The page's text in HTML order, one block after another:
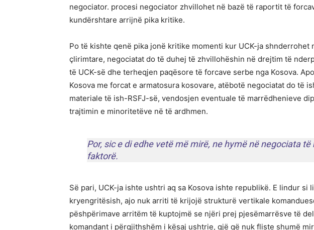
negociator. procesi negociator zhvillohet në bazë të raportit të
kundërshtare arrijnë pika kritike.
Po të kishte qenë pika jonë kritike momenti kur UCK-ja shnderrohet
çlirimtare, negociatat do të duhej të zhvillohëshin në drejtim të
të UCK-së dhe terheqjen paqësore të forcave serbe nga Kosova.
Kosova me forcat e armatosura kosovare, atëbotë negociatat do të
materiale të ish-RSFJ-së, vendosjen eventuale të marrëdhenieve
trajtimin e minoritetëve në të ardhmen.
Por, sic e di edhe vetë më mirë, ne hymë në negociata
faktorë.
Së pari, UCK-ja ishte ushtri aq sa Kosova ishte republikë. E lindur si
kryengritësish, ajo nuk arriti të krijojë strukturë vertikale
pëshpërimave arritëm të kuptojmë se njëri prej pjesëmarrësve të
komandant i përgjithshëm i kësaj ushtrie, gjë që nuk fliste shumë